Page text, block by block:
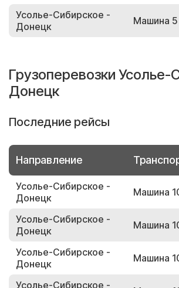
Усолье-Сибирское -
Донецк
Машина 5
Грузоперевозки Усолье-
Донецк
Последние рейсы
Направление
Усолье-Сибирское -
Донецк
Машина
Усолье-Сибирское -
Донецк
Машина
Усолье-Сибирское -
Донецк
Машина
Усолье-Сибирское -